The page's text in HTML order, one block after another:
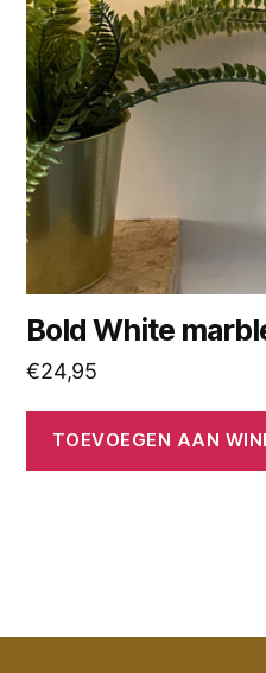
Bold White
€24,95
TOEVOEGEN AAN